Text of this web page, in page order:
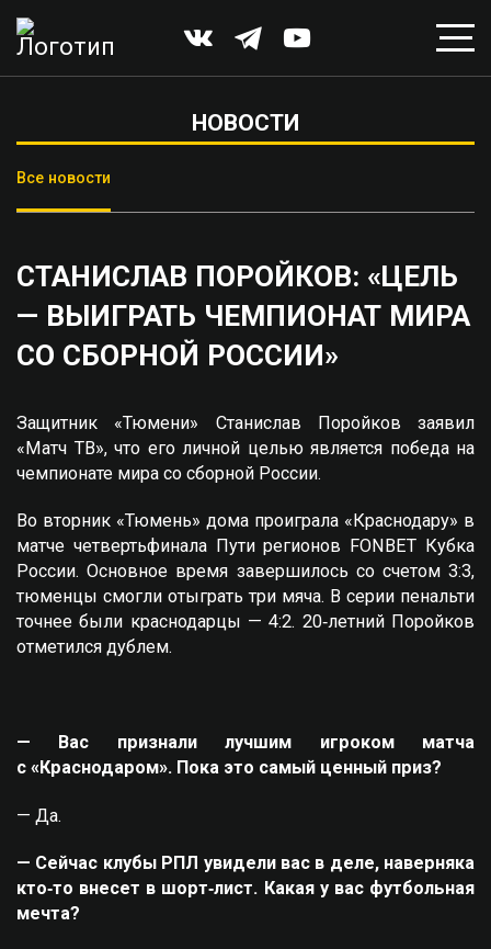
НОВОСТИ
Все новости
СТАНИСЛАВ ПОРОЙКОВ: «ЦЕЛЬ
— ВЫИГРАТЬ ЧЕМПИОНАТ МИРА
СО СБОРНОЙ РОССИИ»
Защитник «Тюмени» Станислав Поройков заявил
«Матч ТВ», что его личной целью является победа на
чемпионате мира со сборной России.
Во вторник «Тюмень» дома проиграла «Краснодару» в
матче четвертьфинала Пути регионов FONBET Кубка
России. Основное время завершилось со счетом 3:3,
тюменцы смогли отыграть три мяча. В серии пенальти
точнее были краснодарцы — 4:2. 20‑летний Поройков
отметился дублем.
— Вас признали лучшим игроком матча
с «Краснодаром». Пока это самый ценный приз?
— Да.
— Сейчас клубы РПЛ увидели вас в деле, наверняка
кто‑то внесет в шорт‑лист. Какая у вас футбольная
мечта?